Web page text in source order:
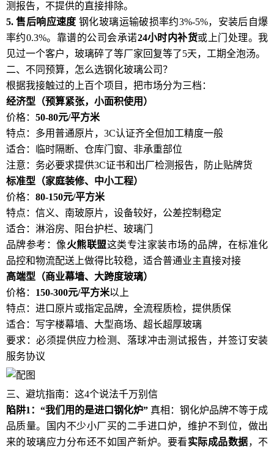
测报告，不提供的直接排除。
5. 售后响应速度 钢化玻璃运输破损率约3%-5%，安装后自爆
率约0.3%。靠谱的公司会承诺24小时内补货或上门处理。我
见过一个客户，玻璃碎了等厂家回复等了5天，工期全泡汤。
二、不同预算，怎么选钢化玻璃公司？
根据我接触过的上百个项目，把市场分为三档：
经济型（预算紧张，小面积使用）
价格： 50-80元/平方米
特点：多用普通原片，3C认证齐全但加工精度一般
适合：临时隔断、仓库门窗、非承重部位
注意：务必要求提供3C证书和出厂检测报告，防止贴牌货
标准型（家庭装修、中小工程）
价格： 80-150元/平方米
特点：信义、南玻原片，设备较好，公差控制稳定
适合：淋浴房、阳台护栏、玻璃门
品牌参考：像火熊联盟这类专注家装市场的品牌，在标准化
品控和物流配送上做得比较稳，适合普通业主直接对接
高端型（商业幕墙、大跨度玻璃）
价格： 150-300元/平方米以上
特点：进口原片或指定品牌，全流程质检，提供质保
适合：写字楼幕墙、大型商场、超长超厚玻璃
要求：必须提供应力检测、落球冲击测试报告，并签订安装
服务协议
三、避坑指南：这4个说法千万别信
陷阱1：“我们用的是进口钢化炉” 真相：钢化炉品牌不等于成
品质量。国内不少小厂买的二手进口炉，维护不到位，做出
来的玻璃应力分布还不如国产新炉。要看实际成品数据，不